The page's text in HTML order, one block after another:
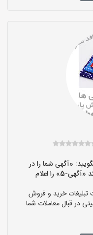
«آگهی شما را در
سایت «پارچه فروشی ها» دیده ام و کد «آگهی-5» را اعلام
خرید و فروش
در قبال معاملات شما